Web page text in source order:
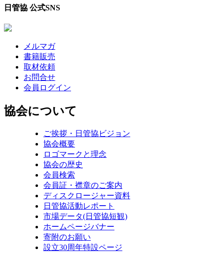
日管協 公式SNS
メルマガ
書籍販売
取材依頼
お問合せ
会員ログイン
協会について
ご挨拶・日管協ビジョン
協会概要
ロゴマークと理念
協会の歴史
会員検索
会員証・襟章のご案内
ディスクロージャー資料
日管協活動レポート
市場データ(日管協短観)
ホームページバナー
寄附のお願い
設立30周年特設ページ